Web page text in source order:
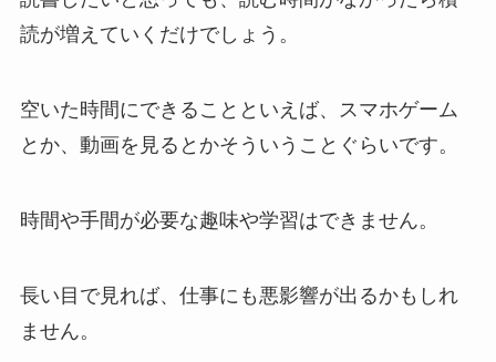
読が増えていくだけでしょう。
空いた時間にできることといえば、スマホゲーム
とか、動画を見るとかそういうことぐらいです。
時間や手間が必要な趣味や学習はできません。
長い目で見れば、仕事にも悪影響が出るかもしれ
ません。